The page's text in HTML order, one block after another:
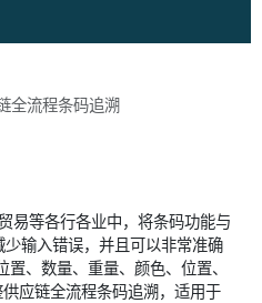
全流程条码追溯
易等各行各业中，将条码功能与
输入错误，并且可以非常准确
、数量、重量、颜色、位置、
应链全流程条码追溯，适用于